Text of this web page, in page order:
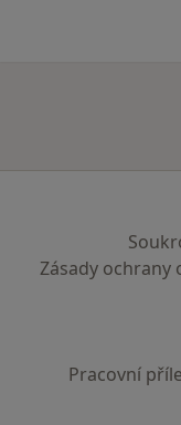
Zásady ochrany
Pracovní